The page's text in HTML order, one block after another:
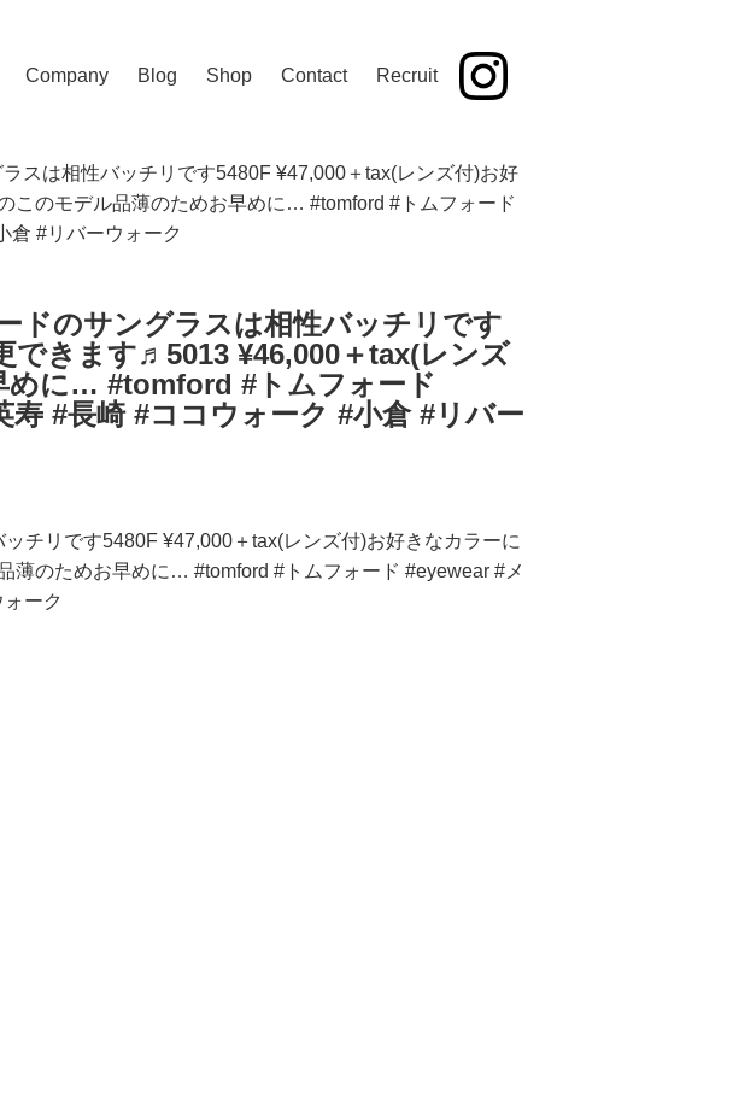
Company Blog Shop Contact Recruit
スは相性バッチリです5480F ¥47,000＋tax(レンズ付)お好
このモデル品薄のためお早めに… #tomford #トムフォード
倉 #リバーウォーク
ドのサングラスは相性バッチリです
できます♬5013 ¥46,000＋tax(レンズ
めに… #tomford #トムフォード
#長崎 #ココウォーク #小倉 #リバー